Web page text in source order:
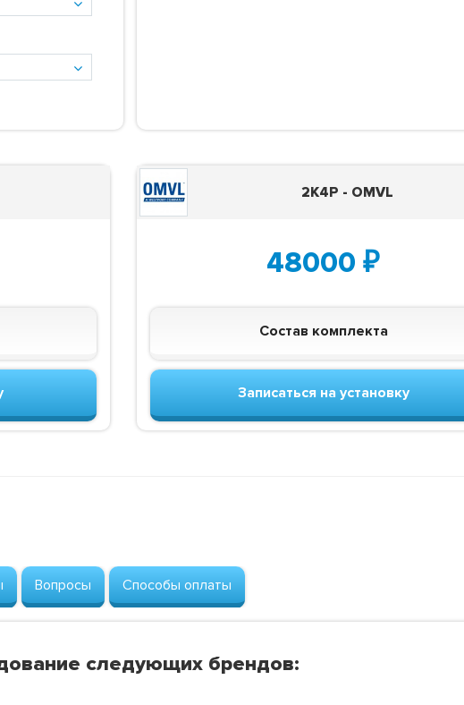
2K4P - OMVL
48000 ₽
Состав комплекта
Записаться на установку
Вопросы Способы оплаты
следующих брендов: